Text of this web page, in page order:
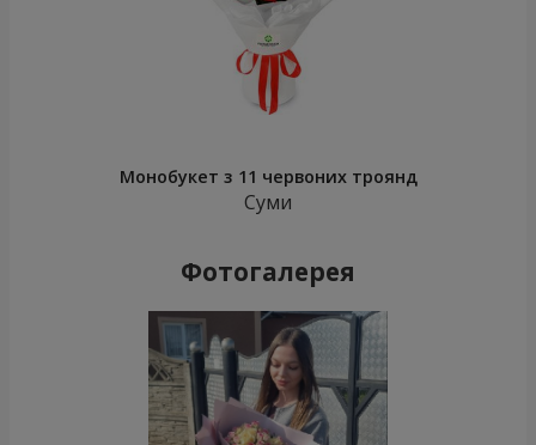
Монобукет з 11 червоних троянд
Суми
Фотогалерея